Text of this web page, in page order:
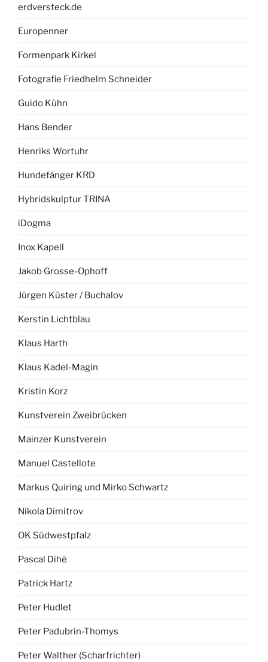
erdversteck.de
Europenner
Formenpark Kirkel
Fotografie Friedhelm Schneider
Guido Kühn
Hans Bender
Henriks Wortuhr
Hundefänger KRD
Hybridskulptur TRINA
iDogma
Inox Kapell
Jakob Grosse-Ophoff
Jürgen Küster / Buchalov
Kerstin Lichtblau
Klaus Harth
Klaus Kadel-Magin
Kristin Korz
Kunstverein Zweibrücken
Mainzer Kunstverein
Manuel Castellote
Markus Quiring und Mirko Schwartz
Nikola Dimitrov
OK Südwestpfalz
Pascal Dihé
Patrick Hartz
Peter Hudlet
Peter Padubrin-Thomys
Peter Walther (Scharfrichter)